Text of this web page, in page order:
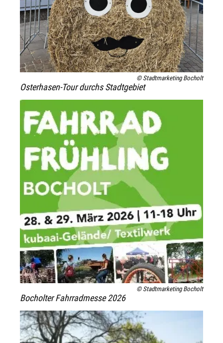
© Stadtmarketing Bocholt
Osterhasen-Tour durchs Stadtgebiet
© Stadtmarketing Bocholt
Bocholter Fahrradmesse 2026